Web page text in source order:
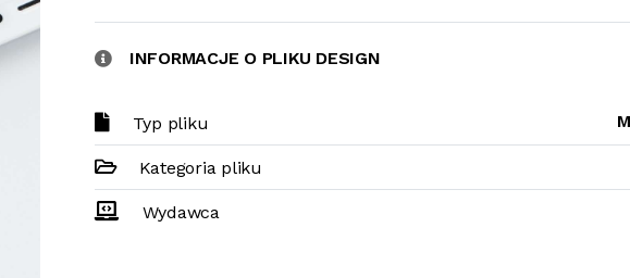
INFORMACJE O PLIKU DESIGN
Typ pliku
Kategoria pliku
Wydawca